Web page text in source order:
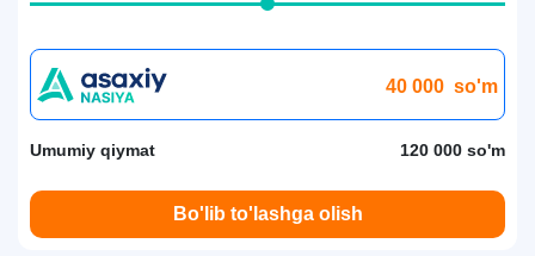
40 000 so'm
Umumiy qiymat 120 000 so'm
Bo'lib to'lashga olish